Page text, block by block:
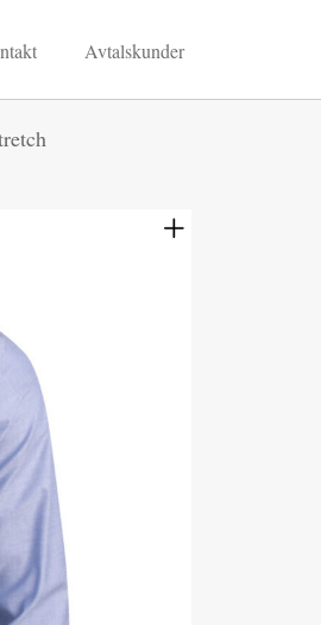
Avtalskunder